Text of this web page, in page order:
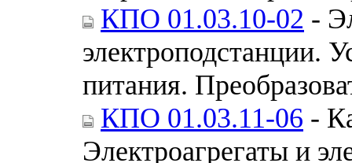
КПО 01.03.10-02 -
электроподстанции.
питания.
КПО 01.03.11-06 -
Электроагрегаты и